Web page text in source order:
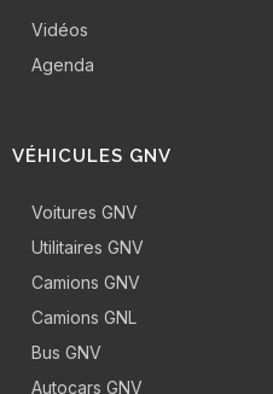
Vidéos
Agenda
VÉHICULES GNV
Voitures GNV
Utilitaires GNV
Camions GNV
Camions GNL
Bus GNV
Autocars GNV